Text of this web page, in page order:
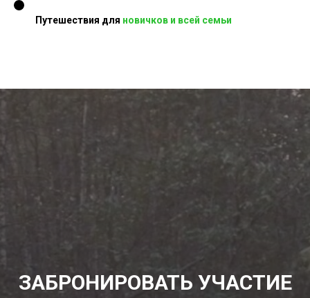
Путешествия для новичков и всей семьи
ЗАБРОНИРОВАТЬ УЧАСТИЕ